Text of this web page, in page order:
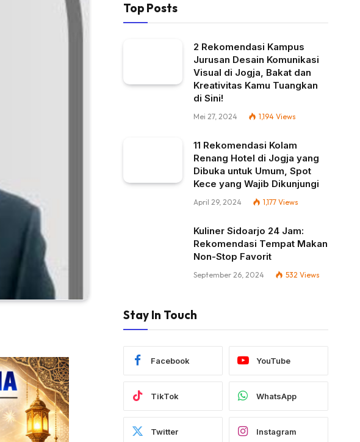
Top Posts
2 Rekomendasi Kampus
Jurusan Desain Komunikasi
Visual di Jogja, Bakat dan
Kreativitas Kamu Tuangkan
di Sini!
Mei 27, 2024 1,194 Views
11 Rekomendasi Kolam
Renang Hotel di Jogja yang
Dibuka untuk Umum, Spot
Kece yang Wajib Dikunjungi
April 29, 2024 1,177 Views
Kuliner Sidoarjo 24 Jam:
Rekomendasi Tempat Makan
Non-Stop Favorit
September 26, 2024 532 Views
Stay In Touch
Facebook YouTube
TikTok WhatsApp
Twitter Instagram